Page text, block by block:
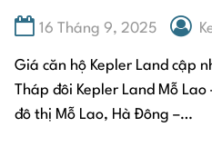
16 Tháng 9, 2025
Giá căn hộ Kepler Land cập
Tháp đôi Kepler Land Mỗ
đô thị Mỗ Lao, Hà Đông –…